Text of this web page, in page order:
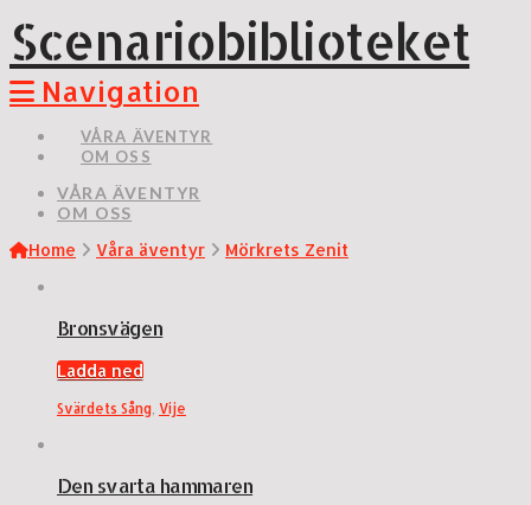
Scenariobiblioteket
Navigation
VÅRA ÄVENTYR
OM OSS
VÅRA ÄVENTYR
OM OSS
Home
Våra äventyr Mörkrets Zenit
Bronsvägen
Ladda ned
Svärdets Sång Vije
Den svarta hammaren